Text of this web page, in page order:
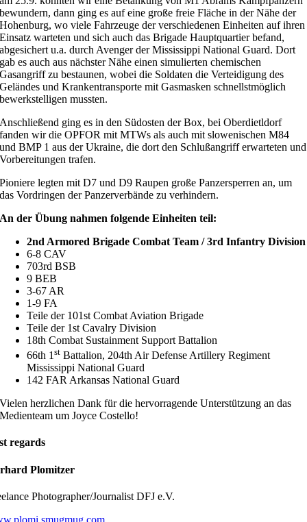
bewundern, dann ging es auf eine große freie Fläche in der Nähe der
Hohenburg, wo viele Fahrzeuge der verschiedenen Einheiten auf ihren
Einsatz warteten und sich auch das Brigade Hauptquartier befand,
abgesichert u.a. durch Avenger der Mississippi National Guard. Dort
gab es auch aus nächster Nähe einen simulierten chemischen
Gasangriff zu bestaunen, wobei die Soldaten die Verteidigung des
Geländes und Krankentransporte mit Gasmasken schnellstmöglich
bewerkstelligen mussten.
Anschließend ging es in den Südosten der Box, bei Oberdietldorf
fanden wir die OPFOR mit MTWs als auch mit slowenischen M84
und BMP 1 aus der Ukraine, die dort den Schlußangriff erwarteten und
Vorbereitungen trafen.
Pioniere legten mit D7 und D9 Raupen große Panzersperren an, um
das Vordringen der Panzerverbände zu verhindern.
An der Übung nahmen folgende Einheiten teil:
2nd Armored Brigade Combat Team / 3rd Infantry Division
6-8 CAV
703rd BSB
9 BEB
3-67 AR
1-9 FA
Teile der 101st Combat Aviation Brigade
Teile der 1st Cavalry Division
18th Combat Sustainment Support Battalion
66th 1st Battalion, 204th Air Defense Artillery Regiment
Mississippi National Guard
142 FAR Arkansas National Guard
Vielen herzlichen Dank für die hervorragende Unterstützung an das
Medienteam um Joyce Costello!
regards
Plomitzer
Photographer/Journalist DFJ e.V.